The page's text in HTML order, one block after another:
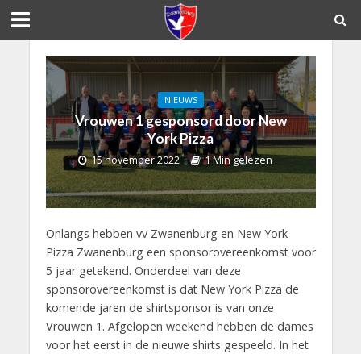
NIEUWS
Vrouwen 1 gesponsord door New
York Pizza
15 november 2022 1 Min gelezen
Onlangs hebben vv Zwanenburg en New York
Pizza Zwanenburg een sponsorovereenkomst voor
5 jaar getekend. Onderdeel van deze
sponsorovereenkomst is dat New York Pizza de
komende jaren de shirtsponsor is van onze
Vrouwen 1. Afgelopen weekend hebben de dames
voor het eerst in de nieuwe shirts gespeeld. In het